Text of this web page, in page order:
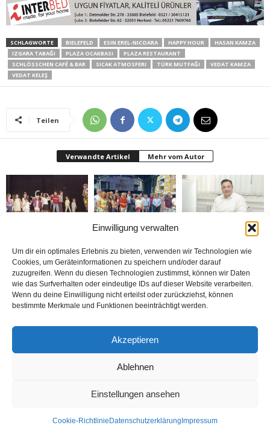
Einwilligung verwalten
Um dir ein optimales Erlebnis zu bieten, verwenden wir Technologien wie
Cookies, um Geräteinformationen zu speichern und/oder darauf
zuzugreifen. Wenn du diesen Technologien zustimmst, können wir Daten
wie das Surfverhalten oder eindeutige IDs auf dieser Website verarbeiten.
Wenn du deine Einwilligung nicht erteilst oder zurückziehst, können
bestimmte Merkmale und Funktionen beeinträchtigt werden.
Akzeptieren
Ablehnen
Einstellungen ansehen
Cookie-Richtlinie Datenschutzerklärung Impressum
SCHLAGWORTE BIELEFELD ESIN EREL-NICOARA HAPPY HOUR
HASAN KAMZA
IZGARA TABAĞI
PLAZA OCAKBASI
PLAZA RESTAURANT
SCHLÖSSCHEN CAFÉ & BAR
SICAK ATMOSFERI TÜRK MUTFAĞI
VEDAT KAMZA
VEDAT KELEŞ
Teilen
Verwandte Artikel Mehr vom Autor
Festivali yapıldı
Yabancılar Haftası
Yapıldı
donduruldu
Wiedenbrück’e açtı
Bakım Sigortası
Danışmanlığı Yapıyoruz
sistemi ile çalışıyor
© Öztürk Gazetesi 1986 – 2026